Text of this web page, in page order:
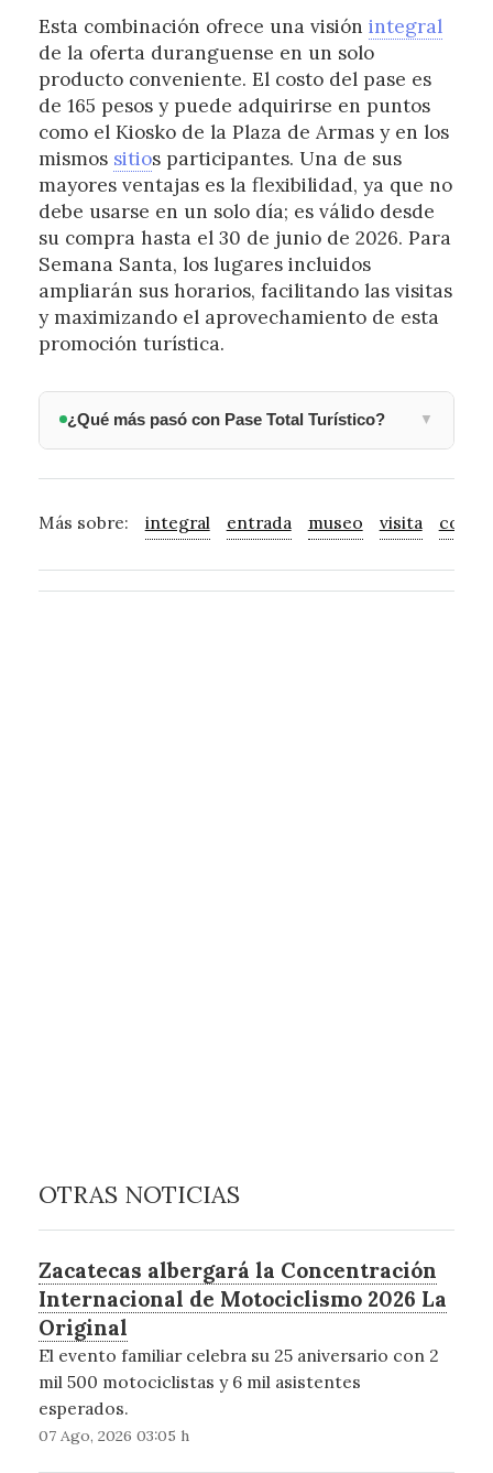
Esta combinación ofrece una visión integral
de la oferta duranguense en un solo
producto conveniente. El costo del pase es
de 165 pesos y puede adquirirse en puntos
como el Kiosko de la Plaza de Armas y en los
mismos sitios participantes. Una de sus
mayores ventajas es la flexibilidad, ya que no
debe usarse en un solo día; es válido desde
su compra hasta el 30 de junio de 2026. Para
Semana Santa, los lugares incluidos
ampliarán sus horarios, facilitando las visitas
y maximizando el aprovechamiento de esta
promoción turística.
¿Qué más pasó con Pase Total Turístico? ▼
Más sobre: integral entrada museo visita
OTRAS NOTICIAS
Zacatecas albergará la Concentración
Internacional de Motociclismo 2026 La
Original
El evento familiar celebra su 25 aniversario con 2
mil 500 motociclistas y 6 mil asistentes
esperados.
07 Ago, 2026 03:05 h